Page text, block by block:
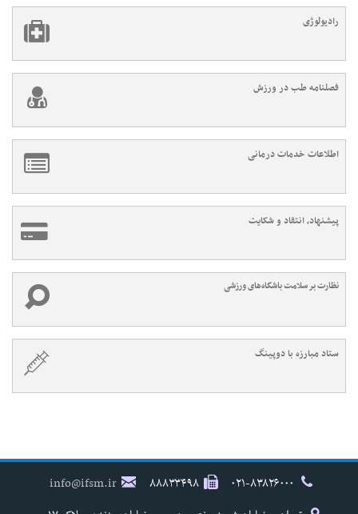
رادیولوژی
فصلنامه طب در ورزش
اطلاعات خدمات درمانی
پیشنهاد، انتقاد و شکایت
نظارت بر سلامت باشگاه‌های ورزشی
ستاد مبارزه با دوپینگ
۸۸۸۳۳۴۹۸
info@ifsm.ir